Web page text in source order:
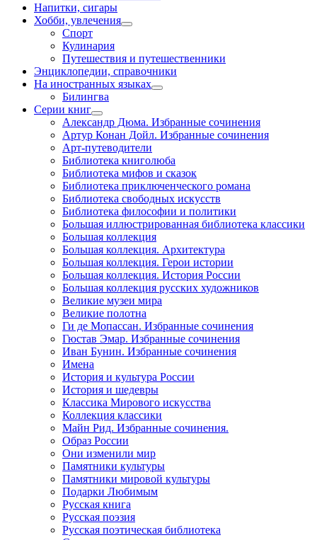
Напитки, сигары
Хобби, увлечения
Спорт
Кулинария
Путешествия и путешественники
Энциклопедии, справочники
На иностранных языках
Билингва
Серии книг
Александр Дюма. Избранные сочинения
Артур Конан Дойл. Избранные сочинения
Арт-путеводители
Библиотека книголюба
Библиотека мифов и сказок
Библиотека приключенческого романа
Библиотека свободных искусств
Библиотека философии и политики
Большая иллюстрированная библиотека классики
Большая коллекция
Большая коллекция. Архитектура
Большая коллекция. Герои истории
Большая коллекция. История России
Большая коллекция русских художников
Великие музеи мира
Великие полотна
Ги де Мопассан. Избранные сочинения
Гюстав Эмар. Избранные сочинения
Иван Бунин. Избранные сочинения
Имена
История и культура России
История и шедевры
Классика Мирового искусства
Коллекция классики
Майн Рид. Избранные сочинения.
Образ России
Они изменили мир
Памятники культуры
Памятники мировой культуры
Подарки Любимым
Русская книга
Русская поэзия
Русская поэтическая библиотека